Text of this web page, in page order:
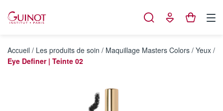
Accueil / Les produits de soin / Maquillage Masters Colors / Yeux /
Eye Definer | Teinte 02